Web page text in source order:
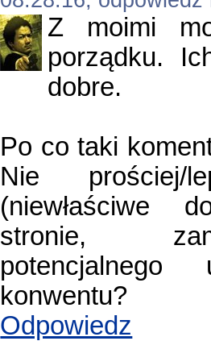
Z moimi
porządku.
dobre.
Po co taki
Nie prościej/
(niewłaściwe
stronie,
potencjalnego
konwentu?
Odpowiedz